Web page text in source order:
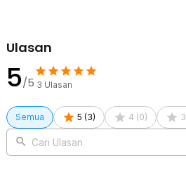
Ulasan
5/5 3 Ulasan
Semua 5 (3) 4 (0) 3
Cari Ulasan